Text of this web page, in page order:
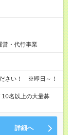
営・代行事業
さい！ ※即日～！
10名以上の大量募
詳細へ